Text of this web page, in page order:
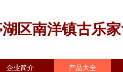
区南洋镇古乐
企业简介 产品大全